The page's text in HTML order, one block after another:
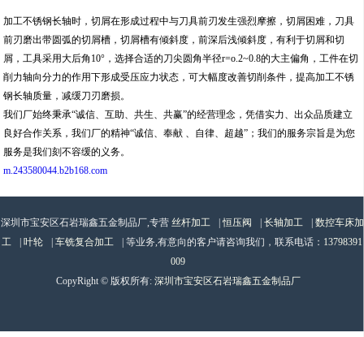
加工不锈钢长轴时，切屑在形成过程中与刀具前刃发生强烈摩擦，切屑困难，刀具
前刃磨出带圆弧的切屑槽，切屑槽有倾斜度，前深后浅倾斜度，有利于切屑和切
屑，工具采用大后角10°，选择合适的刀尖圆角半径r=o.2~0.8的大主偏角，工件在切
削力轴向分力的作用下形成受压应力状态，可大幅度改善切削条件，提高加工不锈
钢长轴质量，减缓刀刃磨损。
我们厂始终秉承“诚信、互助、共生、共赢”的经营理念，凭借实力、出众品质建立
良好合作关系，我们厂的精神“诚信、奉献 、自律、超越”；我们的服务宗旨是为您
服务是我们刻不容缓的义务。
m.243580044.b2b168.com
深圳市宝安区石岩瑞鑫五金制品厂,专营 丝杆加工 |恒压阀 | 长轴加工 | 数控车床加
工
| 叶轮 | 车铣复合加工 | 等业务,有意向的客户请咨询我们，联系电话： 13798391
009
CopyRight © 版权所有: 深圳市宝安区石岩瑞鑫五金制品厂